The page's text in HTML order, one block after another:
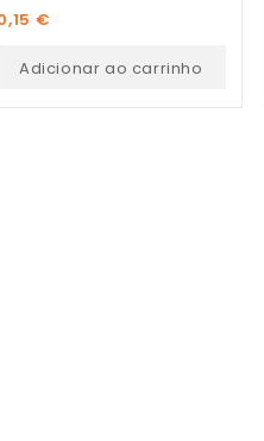
€
Adicionar ao carrinho